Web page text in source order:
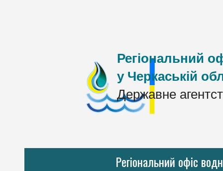
Регіональний
у Черкаській
Державне
Регіональний офіс